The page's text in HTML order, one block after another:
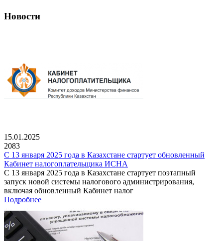
Новости
15.01.2025
2083
С 13 января 2025 года в Казахстане стартует обновленный
Кабинет налогоплательщика ИСНА
С 13 января 2025 года в Казахстане стартует поэтапный
запуск новой системы налогового администрирования,
включая обновленный Кабинет налог
Подробнее